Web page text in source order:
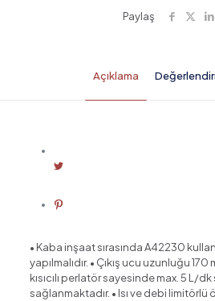
Paylaş
Açıklama
• Kaba inşaat sırasında A42230
yapılmalıdır. • Çıkış ucu uzunluğu 170
kısıcılı perlatör sayesinde max. 5 L/dk
sağlanmaktadır. • Isı ve debi limitörlü